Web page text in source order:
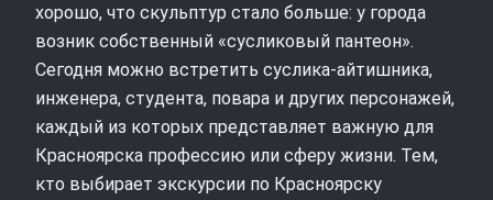
хорошо, что скульптур стало больше: у города
возник собственный «сусликовый пантеон».
Сегодня можно встретить суслика-айтишника,
инженера, студента, повара и других персонажей,
каждый из которых представляет важную для
Красноярска профессию или сферу жизни. Тем,
кто выбирает экскурсии по Красноярску